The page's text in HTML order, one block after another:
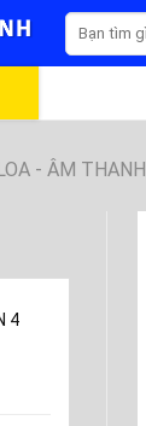
- ÂM THANH
4